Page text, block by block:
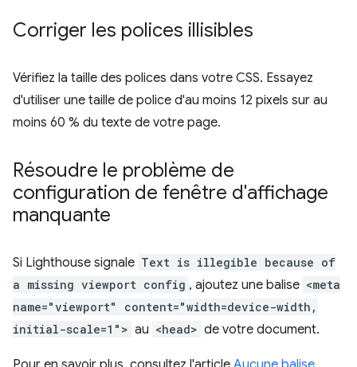
Corriger les polices illisibles
Vérifiez la taille des polices dans votre CSS. Essayez
d'utiliser une taille de police d'au moins 12 pixels sur au
moins 60 % du texte de votre page.
Résoudre le problème de
configuration de fenêtre d'affichage
manquante
Si Lighthouse signale Text is illegible because of
a missing viewport config , ajoutez une balise <meta
name="viewport" content="width=device-width,
initial-scale=1"> au <head> de votre document.